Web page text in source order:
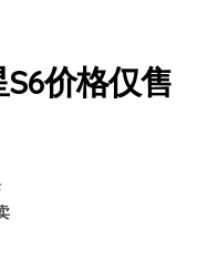
价格仅售